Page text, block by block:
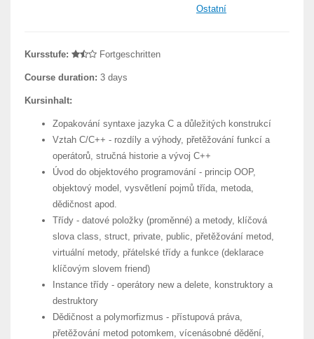
Ostatní
Kursstufe: Fortgeschritten
Course duration: 3 days
Kursinhalt:
Zopakování syntaxe jazyka C a důležitých konstrukcí
Vztah C/C++ - rozdíly a výhody, přetěžování funkcí a
operátorů, stručná historie a vývoj C++
Úvod do objektového programování - princip OOP,
objektový model, vysvětlení pojmů třída, metoda,
dědičnost apod.
Třídy - datové položky (proměnné) a metody, klíčová
slova class, struct, private, public, přetěžování metod,
virtuální metody, přátelské třídy a funkce (deklarace
klíčovým slovem friend)
Instance třídy - operátory new a delete, konstruktory a
destruktory
Dědičnost a polymorfizmus - přístupová práva,
přetěžování metod potomkem, vícenásobné dědění,